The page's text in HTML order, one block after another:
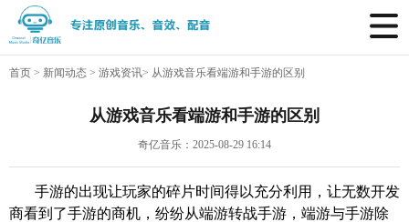
首页 > 新闻动态 > 游戏资讯> 从游戏音乐看端游和手游的区别
从游戏音乐看端游和手游的区别
奇亿音乐：2025-08-29 16:14
手游的出现让玩家的碎片时间得以充分利用，让无数开发
商看到了手游的商机，纷纷从端游转战手游，端游与手游除